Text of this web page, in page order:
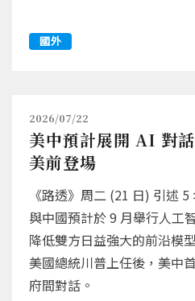
國外
2026/07/22
美中預計展開 AI 對
美前登場
《路透》周二 (21 日) 引述
與中國預計於 9 月舉行人工
降低雙方日益強大的前沿模
美國總統川普上任後，美中
府間對話。